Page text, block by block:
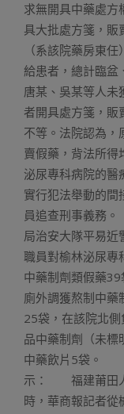
求無開具中藥處方
具大批處方箋，販
（系該院藥房東
給患者，總計臨盆
唐某、吳某等人未
者開具處方箋，販
不等。法院認為，
賣假藥，背法所得
泌尿專科病院的醫
實行犯法舉動的間
員追查刑事義務
局治安大隊平易近
職員對榆林泌尿專
中藥制劑類假藥
廁外調獲熬制中藥
25袋，在該院北
品中藥制劑（未標
中藥飲片5袋
示： 福建莆田
時，華商報記者從